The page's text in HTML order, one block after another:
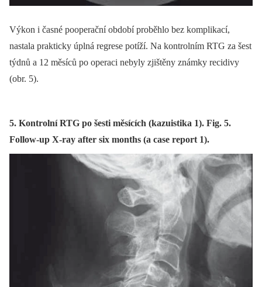
Výkon i časné pooperační období proběhlo bez komplikací,
nastala prakticky úplná regrese potíží. Na kontrolním RTG za šest
týdnů a 12 měsíců po operaci nebyly zjištěny známky recidivy
(obr. 5).
5. Kontrolní RTG po šesti měsících (kazuistika 1). Fig. 5.
Follow-up X-ray after six months (a case report 1).